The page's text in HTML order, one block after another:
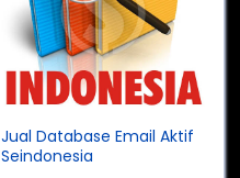
Jual Database Email Aktif
Seindonesia